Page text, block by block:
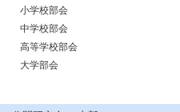
小学校部会
中学校部会
高等学校部会
大学部会